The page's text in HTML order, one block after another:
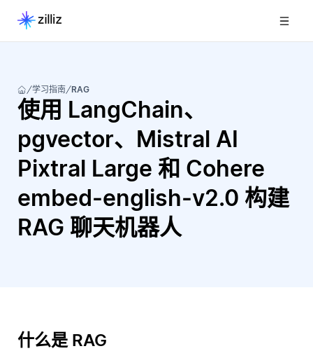
学习指南 RAG
使用 LangChain、
pgvector、Mistral AI
Pixtral Large 和 Cohere
embed-english-v2.0 构建
RAG 聊天机器人
什么是 RAG